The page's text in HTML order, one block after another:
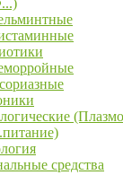
средства